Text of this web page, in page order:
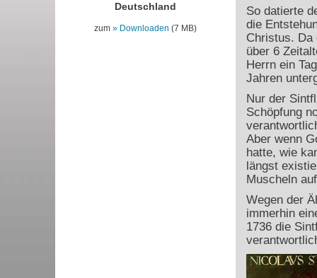
Deutschland
zum Downloaden (7 MB)
So datierte
die
Christus. Da
über 6
Herrn ein
Jahren
Nur der
Schöpfung
Aber wenn
hatte, wie
längst
Muscheln
Wegen der
immerhin
1736 die